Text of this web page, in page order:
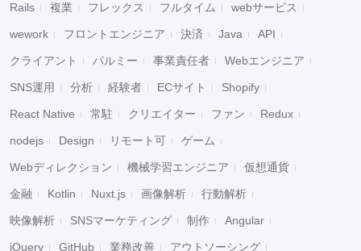
Rails 複業 フレックス フルタイム webサービス
wework フロントエンジニア 決済 Java API
クライアント パルミー 事業責任者 Webエンジニア
SNS運用 分析 経験者 ECサイト Shopify
React Native 常駐 クリエイター ファン Redux
nodejs Design リモート可 ゲーム
Webディレクション 機械学習エンジニア 仮想通貨
金融 Kotlin Nuxt.js 画像解析 行動解析
映像解析 SNSマーケティング 制作 Angular
jQuery GitHub 業務改善 アウトソーシング